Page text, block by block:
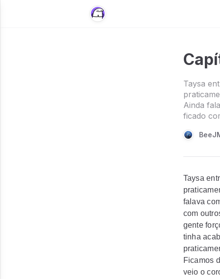
Taysa
Ainda
ficado
Taysa
falava
com
gente
tinha
Ficamos
veio o